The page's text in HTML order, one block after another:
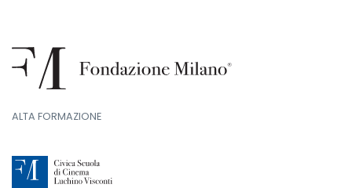
ALTA FORMAZIONE